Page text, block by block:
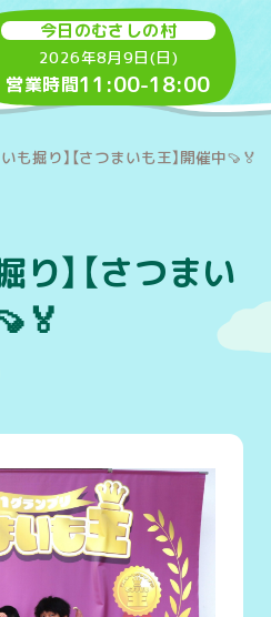
今日のむさしの村
2026年8月9日(日)
営業時間11:00-18:00
も掘り】【さつまいも王】開催中🍠🏅
り】【さつまい